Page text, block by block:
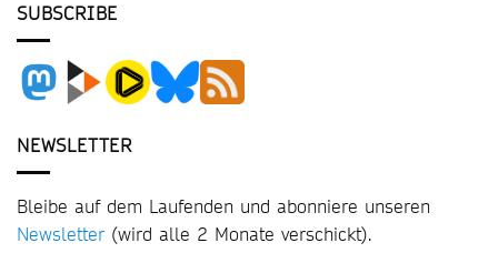
SUBSCRIBE
NEWSLETTER
Bleibe auf dem Laufenden und abonniere unseren
Newsletter (wird alle 2 Monate verschickt).